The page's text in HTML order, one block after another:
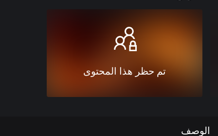
تم حظر هذا المحتوى
الوصف